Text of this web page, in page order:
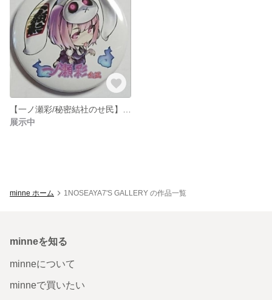
展示中
minne ホーム 1NOSEAYA7'S GALLERY の作品一覧
minneを知る
minneについて
minneで買いたい